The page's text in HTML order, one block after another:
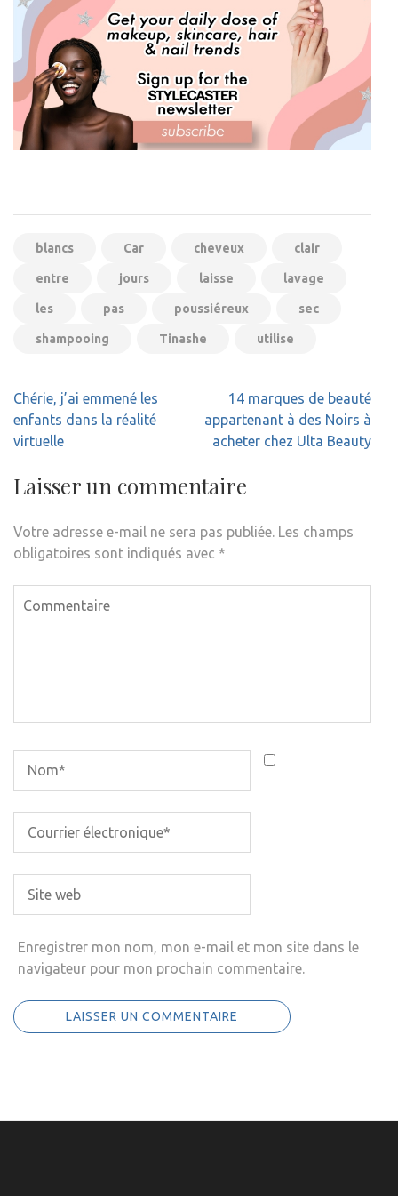
blancs Car cheveux clair
entre jours laisse lavage
les pas poussiéreux sec
shampooing Tinashe utilise
Navigation
de
l’article
Chérie, j’ai emmené les
enfants dans la réalité
virtuelle
14 marques de beauté
appartenant à des Noirs à
acheter chez Ulta Beauty
Laisser un commentaire
Votre adresse e-mail ne sera pas publiée. Les champs
obligatoires sont indiqués avec *
Enregistrer mon nom, mon e-mail et mon site dans le
navigateur pour mon prochain commentaire.